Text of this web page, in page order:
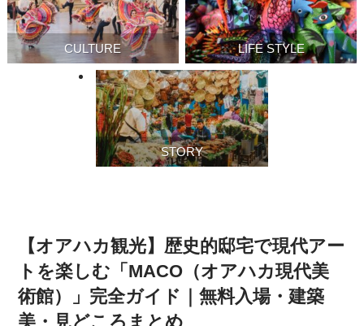
CULTURE LIFE STYLE
STORY
【オアハカ観光】歴史的邸宅で現代アー
トを楽しむ「MACO（オアハカ現代美
術館）」完全ガイド｜無料入場・建築
美・見どころまとめ